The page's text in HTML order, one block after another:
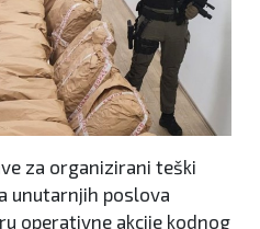
za organizirani teški
unutarnjih poslova
operativne akcije kodnog